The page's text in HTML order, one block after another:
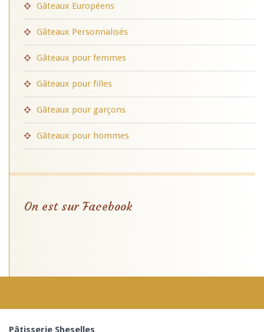
Gâteaux Européens
Gâteaux Personnalisés
Gâteaux pour femmes
Gâteaux pour filles
Gâteaux pour garçons
Gâteaux pour hommes
On est sur Facebook
Pâtisserie Sheselles